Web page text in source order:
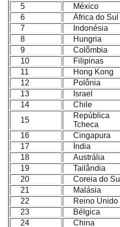
5
México
6
África do Sul
7
Indonésia
8
Hungria
9
Colômbia
10
Filipinas
11
Hong Kong
12
Polônia
13
Israel
14
Chile
15
República
Tcheca
16
Cingapura
17
Índia
18
Austrália
19
Tailândia
20
Coreia do Sul
21
Malásia
22
Reino Unido
23
Bélgica
24
China